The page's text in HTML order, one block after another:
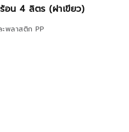
อน 4 ลิตร (ฝาเขียว)
ะพลาสติก PP